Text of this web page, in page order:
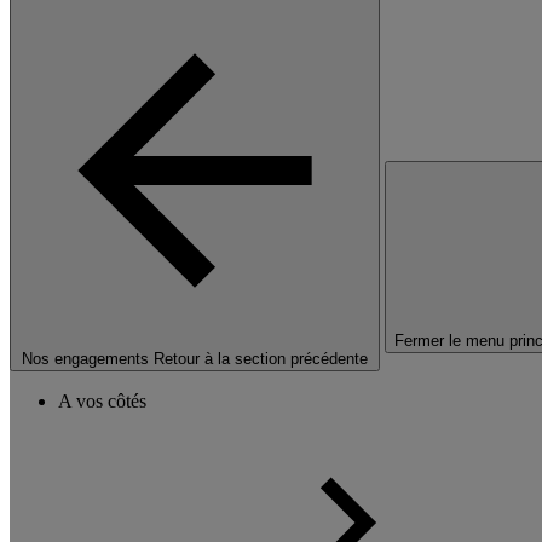
Nos engagements Retour à la section précédente
Fermer le menu
A vos côtés